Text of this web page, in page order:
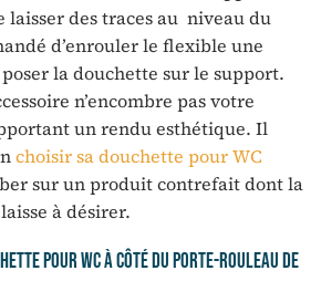
laisser des traces au niveau du
d’enrouler le flexible une
la douchette sur le support.
n’encombre pas votre
un rendu esthétique. Il
choisir sa douchette pour WC
sur un produit contrefait dont la
à désirer.
pour WC à côté du porte-rouleau de